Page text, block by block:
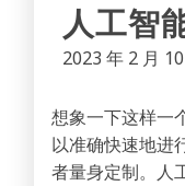
人工智
2023 年 2 月
想象一下这样一
以准确快速地进
者量身定制。人